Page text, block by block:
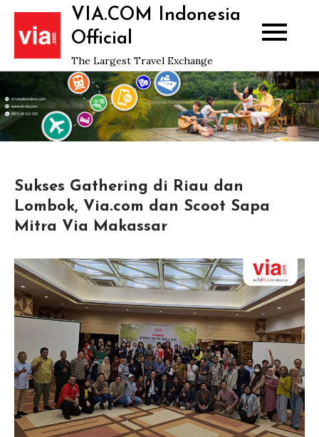
Skip
content
VIA.COM Indonesia
Official
The Largest Travel Exchange
Sukses Gathering di Riau dan
Lombok, Via.com dan Scoot Sapa
Mitra Via Makassar